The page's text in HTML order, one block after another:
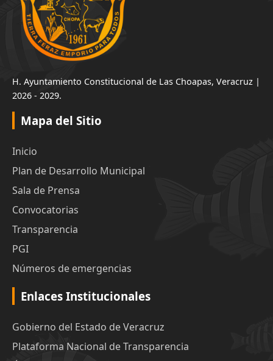
H. Ayuntamiento Constitucional de Las Choapas, Veracruz |
2026 - 2029.
Mapa del Sitio
Inicio
Plan de Desarrollo Municipal
Sala de Prensa
Convocatorias
Transparencia
PGI
Números de emergencias
Enlaces Institucionales
Gobierno del Estado de Veracruz
Plataforma Nacional de Transparencia